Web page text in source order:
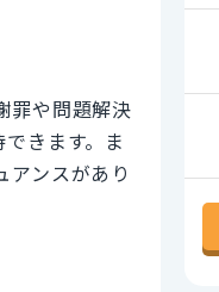
罪や問題解決
きます。ま
ンスがあり